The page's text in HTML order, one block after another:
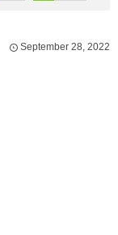
September 28, 2022